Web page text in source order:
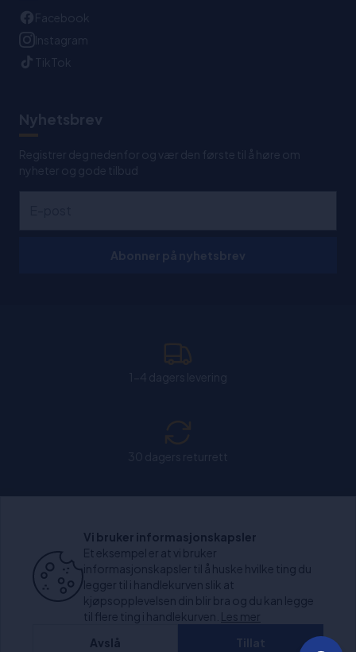
Facebook
Instagram
TikTok
Nyhetsbrev
Registrer deg nedenfor og vær den første til å høre om
nyheter og gode tilbud
Chat: Åpen alle hverdager fra kl. 11:00-15:30.
+1000 anmeldelser
Vi bruker informasjonskapsler
Et eksempel er at vi bruker
informasjonskapsler til å huske hvilke ting du
legger til i handlekurven slik at
kjøpsopplevelsen din blir bra og du kan legge
til flere ting i handlekurven. Les mer
Avslå